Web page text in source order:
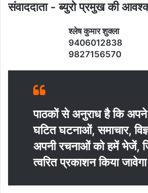
संवाददाता - ब्‍युरो प्रमुख की
श्‍लेष कुमार शुक्‍ला
9406012838
9827156570
पाठकों से अनुराध है कि
घटित घटनाओं, समाचार,
अपनी रचनाओं को हमें भेजें,
त्‍वरित प्रकाशन किया